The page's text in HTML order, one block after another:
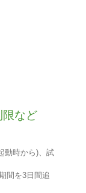
など
動時から)、試
間を3日間追